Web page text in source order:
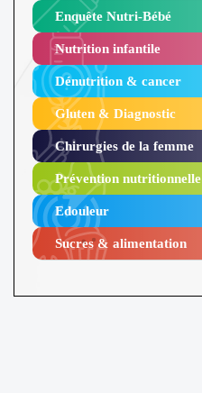
Enquête Nutri-Bébé ​
Nutrition infantile
Dénutrition & cancer
Gluten & Diagnostic
Chirurgies de la femme
Prévention nutritionnelle
Edouleur​
Sucres & alimentation​